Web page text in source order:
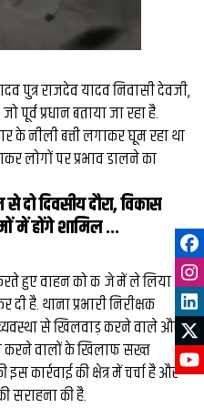
पुत्र राजदेव यादव निवासी देवजी,
प्रधान बताया जा रहा है.
के नीली बत्ती लगाकर घूम रहा था
लोगों पर प्रभाव डालने का
दो दिवसीय दौरा, विकास
में होंगे शामिल ...
हुए वाहन को कब्जे में ले लिया
है. थाना प्रभारी निरीक्षक
से खिलवाड़ करने वाले और
करने वालों के खिलाफ सख्त
कार्रवाई की क्षेत्र में चर्चा है और
सराहना की है.